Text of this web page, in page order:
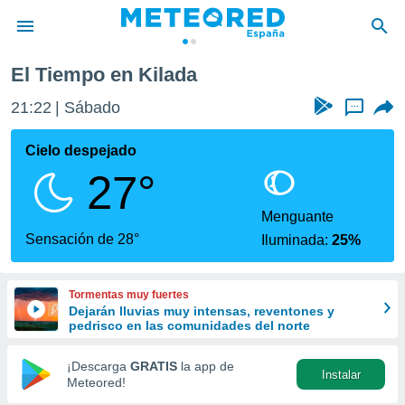
de
por
se
calidad.
a este
las
y
forma
digital
basada
El Tiempo en Kilada
21:22 Sábado ...
Cielo despejado
27°
Sensación de 28°
Menguante
Iluminada:25%
Tormentas muy fuertes
Dejarán lluvias muy intensas, reventones y
pedrisco en las comunidades del norte
¡Descarga GRATIS la app de
Meteored!
Instalar